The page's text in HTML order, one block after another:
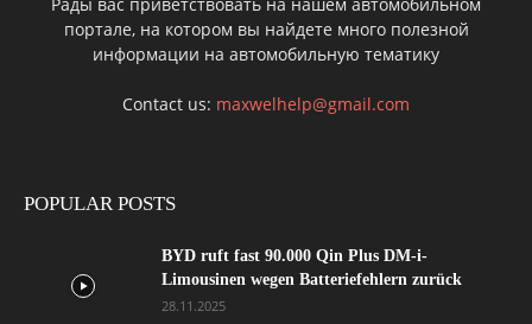
портале, на котором вы найдете много полезной
информации на автомобильную тематику
Contact us: maxwelhelp@gmail.com
POPULAR POSTS
BYD ruft fast 90.000 Qin Plus DM-i-
Limousinen wegen Batteriefehlern zurück
28.11.2025